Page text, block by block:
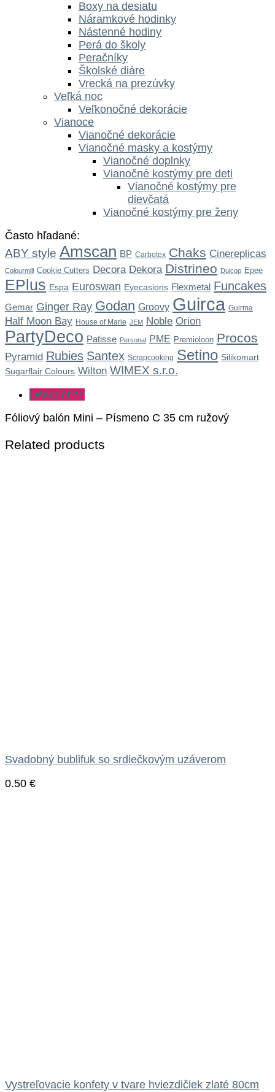
Boxy na desiatu
Náramkové hodinky
Nástenné hodiny
Perá do školy
Peračníky
Školské diáre
Vrecká na prezúvky
Veľká noc
Veľkonočné dekorácie
Vianoce
Vianočné dekorácie
Vianočné masky a kostýmy
Vianočné doplnky
Vianočné kostýmy pre deti
Vianočné kostýmy pre
dievčatá
Vianočné kostýmy pre ženy
Často hľadané:
ABY style Amscan BP Carbotex Chaks Cinereplicas
Colourmill Cookie Cutters Decora Dekora Distrineo Dulcop Epee
EPlus Espa Euroswan Eyecasions Flexmetal Funcakes
Gemar Ginger Ray Godan Groovy Guirca Guirma
Half Moon Bay House of Marie JEM Noble Orion
PartyDeco Patisse Personal PME Premioloon Procos
Pyramid Rubies Santex Scrapcooking Setino Silikomart
Sugarflair Colours Wilton WIMEX s.r.o.
Description
Fóliový balón Mini – Písmeno C 35 cm ružový
Related products
Svadobný bublifuk so srdiečkovým uzáverom
0.50 €
Vystreľovacie konfety v tvare hviezdičiek zlaté 80cm